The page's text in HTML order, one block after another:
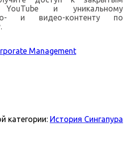
и уникальному
и видео-контенту по
категории: История Сингапура